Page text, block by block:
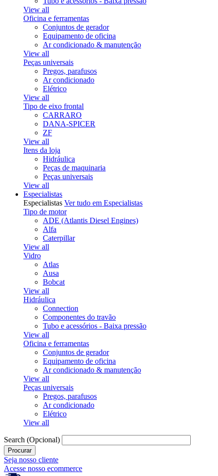
View all
Oficina e ferramentas
Conjuntos de gerador
Equipamento de oficina
Ar condicionado & manutenção
View all
Peças universais
Pregos, parafusos
Ar condicionado
Elétrico
View all
Tipo de eixo frontal
CARRARO
DANA-SPICER
ZF
View all
Itens da loja
Hidráulica
Peças de maquinaria
Peças universais
View all
Especialistas
Especialistas Ver tudo em Especialistas
Tipo de motor
ADE (Atlantis Diesel Engines)
Alfa
Caterpillar
View all
Vidro
Atlas
Ausa
Bobcat
View all
Hidráulica
Connection
Componentes do travão
Tubo e acessórios - Baixa pressão
View all
Oficina e ferramentas
Conjuntos de gerador
Equipamento de oficina
Ar condicionado & manutenção
View all
Peças universais
Pregos, parafusos
Ar condicionado
Elétrico
View all
Search (Opcional)
Seja nosso cliente
Acesse nosso ecommerce